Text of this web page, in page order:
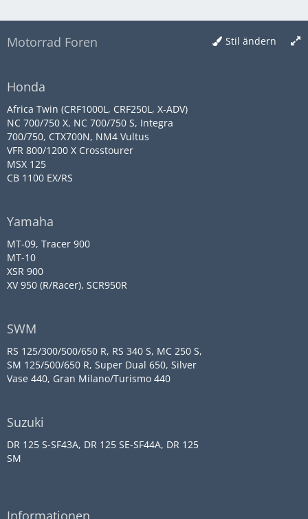
Stil ändern
Motorrad Foren
Honda
Africa Twin (CRF1000L, CRF250L, X-ADV)
NC 700/750 X, NC 700/750 S, Integra
700/750, CTX700N, NM4 Vultus
VFR 800/1200 X Crosstourer
MSX 125
CB 1100 EX/RS
Yamaha
MT-09, Tracer 900
MT-10
XSR 900
XV 950 (R/Racer), SCR950R
SWM
RS 125/300/500/650 R, RS 340 S, MC 250 S,
SM 125/500/650 R, Super Dual 650, Silver
Vase 440, Gran Milano/Turismo 440
Suzuki
DR 125 S-SF43A, DR 125 SE-SF44A, DR 125
SM
Informationen